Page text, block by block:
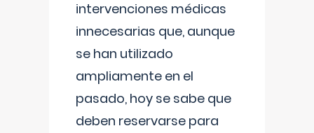
intervenciones médicas
innecesarias que, aunque
se han utilizado
ampliamente en el
pasado, hoy se sabe que
deben reservarse para